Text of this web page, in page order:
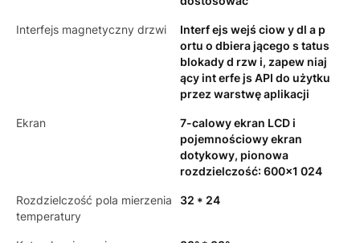
Interfejs magnetyczny drzwi
Interf ejs wejś ciow y dl a p
ortu o dbiera jącego s tatus
blokady d rzw i, zapew niaj
ący int erfe js API do użytku
przez warstwę aplikacji
Ekran
7-calowy ekran LCD i
pojemnościowy ekran
dotykowy, pionowa
rozdzielczość: 600x1 024
Rozdzielczość pola mierzenia
temperatury
32 * 24